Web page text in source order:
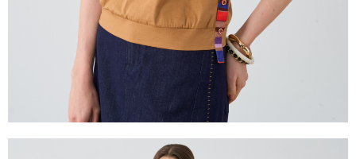
「AFTEE先享後付」，若未經同意申辦者引起之損失，本公司不負相關責
４．使用「AFTEE先享後付」時，將依據個別帳號之用戶狀況，依本公司即
時審查核予不同之上限額度；若仍有額度不足之情形，本公司將視審查結果
請求用戶進行身份認證。
５．嚴禁一人註冊多個帳號或使用他人資訊註冊。若發現惡意使用之情形，
恩沛科技股份有限公司將有權停止該用戶之使用額度並採取法律行動。